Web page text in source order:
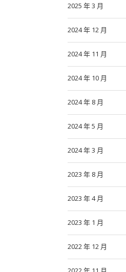
2025 年 3 月
2024 年 12 月
2024 年 11 月
2024 年 10 月
2024 年 8 月
2024 年 5 月
2024 年 3 月
2023 年 8 月
2023 年 4 月
2023 年 1 月
2022 年 12 月